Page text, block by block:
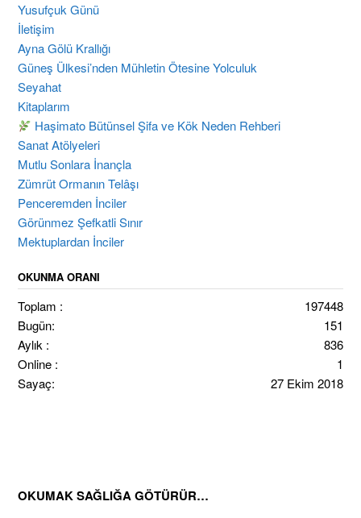
Yusufçuk Günü
İletişim
Ayna Gölü Krallığı
Güneş Ülkesi’nden Mühletin Ötesine Yolculuk
Seyahat
Kitaplarım
Haşimato Bütünsel Şifa ve Kök Neden Rehberi
Sanat Atölyeleri
Mutlu Sonlara İnançla
Zümrüt Ormanın Telâşı
Penceremden İnciler
Görünmez Şefkatli Sınır
Mektuplardan İnciler
OKUNMA ORANI
197448
Toplam :
151
Bugün:
836
Aylık :
1
Online :
27 Ekim 2018
Sayaç:
OKUMAK SAĞLIĞA GÖTÜRÜR…